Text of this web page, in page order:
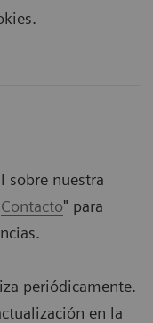
sobre nuestra
Contacto" para
periódicamente.
en la